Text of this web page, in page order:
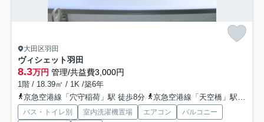
大田区羽田
ヴィシェット羽田
8.3万円 管理/共益費3,000円
1階 / 18.39㎡ / 1K /築6年
京急空港線「穴守稲荷」駅 徒歩8分
京急空港線「天空橋」駅 徒歩3分
バス・トイレ別 室内洗濯機置場 エアコン
バルコニー